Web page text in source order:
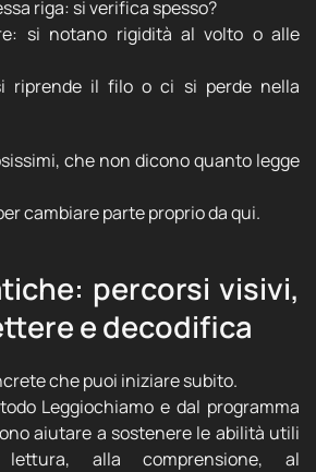
riga: si verifica spesso?
si notano rigidità al volto o alle
riprende il filo o ci si perde nella
che non dicono quanto legge
cambiare parte proprio da qui.
percorsi visivi,
e decodifica
che puoi iniziare subito.
Leggiochiamo e dal programma
aiutare a sostenere le abilità utili
alla comprensione, al